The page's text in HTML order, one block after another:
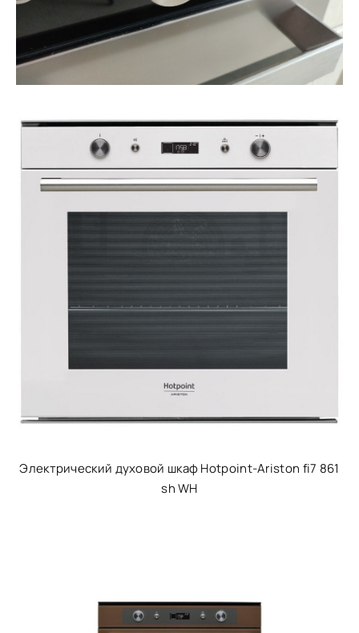
Электрический духовой шкаф Hotpoint-Ariston fi7 861
sh WH